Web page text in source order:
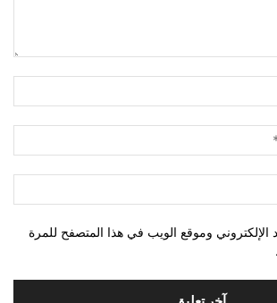
وموقع الويب في هذا المتصفح للمرة